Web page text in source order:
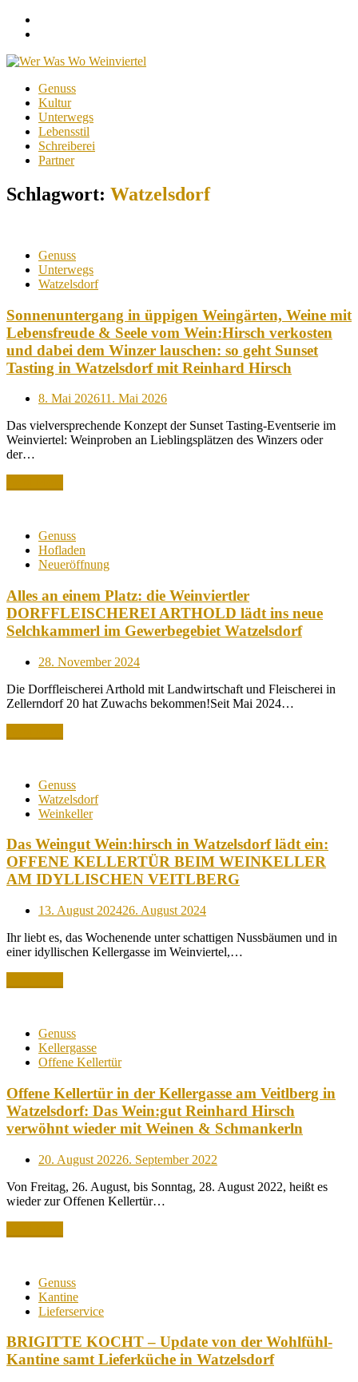
Skip
content
Genuss
Kultur
Unterwegs
Lebensstil
Schreiberei
Partner
Schlagwort: Watzelsdorf
Genuss
Unterwegs
Watzelsdorf
Sonnenuntergang in üppigen Weingärten, Weine mit
Lebensfreude & Seele vom Wein:Hirsch verkosten
und dabei dem Winzer lauschen: so geht Sunset
Tasting in Watzelsdorf mit Reinhard Hirsch
Posted
8. Mai 202611. Mai 2026
Das vielversprechende Konzept der Sunset Tasting-Eventserie im
Weinviertel: Weinproben an Lieblingsplätzen des Winzers oder
der…
Genuss
Hofladen
Neueröffnung
Alles an einem Platz: die Weinviertler
DORFFLEISCHEREI ARTHOLD lädt ins neue
Selchkammerl im Gewerbegebiet Watzelsdorf
Posted
28. November 2024
Die Dorffleischerei Arthold mit Landwirtschaft und Fleischerei in
Zellerndorf 20 hat Zuwachs bekommen!Seit Mai 2024…
Genuss
Watzelsdorf
Weinkeller
Das Weingut Wein:hirsch in Watzelsdorf lädt ein:
OFFENE KELLERTÜR BEIM WEINKELLER
AM IDYLLISCHEN VEITLBERG
Posted
13. August 202426. August 2024
Ihr liebt es, das Wochenende unter schattigen Nussbäumen und in
einer idyllischen Kellergasse im Weinviertel,…
Genuss
Kellergasse
Offene Kellertür
Offene Kellertür in der Kellergasse am Veitlberg in
Watzelsdorf: Das Wein:gut Reinhard Hirsch
verwöhnt wieder mit Weinen & Schmankerln
Posted
20. August 20226. September 2022
Von Freitag, 26. August, bis Sonntag, 28. August 2022, heißt es
wieder zur Offenen Kellertür…
Genuss
Kantine
Lieferservice
BRIGITTE KOCHT – Update von der Wohlfühl-
Kantine samt Lieferküche in Watzelsdorf